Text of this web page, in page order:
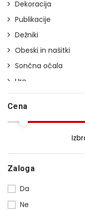
Dekoracija
Publikacije
Dežniki
Obeski in našitki
Sončna očala
Ure
Modelčki
Ostalo
Cena
Zaloga
Da
Ne